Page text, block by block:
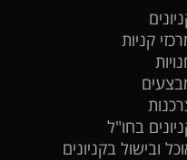
קניות
בחו"ל
ובישול בקניונים